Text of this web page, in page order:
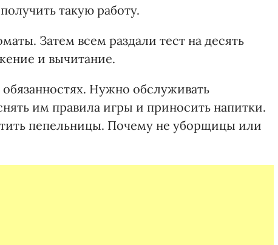
такую работу.
Затем всем раздали тест на десять
и вычитание.
Нужно обслуживать
им правила игры и приносить напитки.
пепельницы. Почему не уборщицы или